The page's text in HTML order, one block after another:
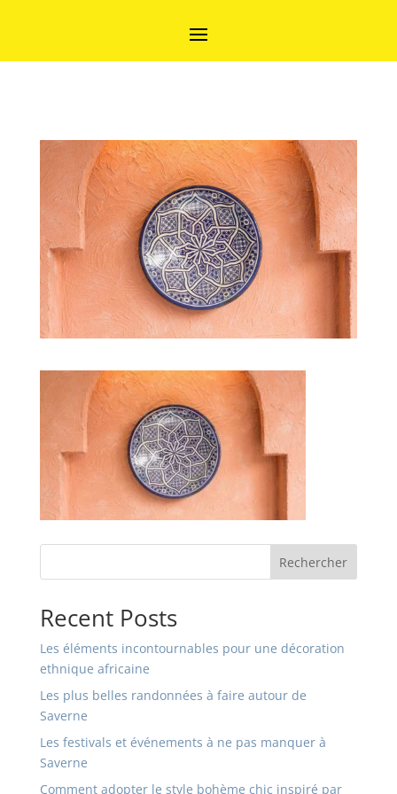
Rechercher
Recent Posts
Les éléments incontournables pour une décoration
ethnique africaine
Les plus belles randonnées à faire autour de
Saverne
Les festivals et événements à ne pas manquer à
Saverne
Comment adopter le style bohème chic inspiré par